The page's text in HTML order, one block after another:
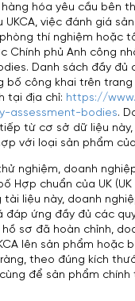
hóa yêu cầu bên
UKCA, việc đánh giá
thí nghiệm hoặc
Chính phủ Anh công
Danh sách đầy đủ
bố công khai trên
tại địa chỉ: https://
assessment-bodies.
từ cơ sở dữ liệu
với loại sản phẩm
nghiệm, doanh
Hợp chuẩn của UK
tài liệu này, doanh
đáp ứng đầy đủ các
hồ sơ đã hoàn chỉnh,
lên sản phẩm hoặc
theo đúng kích
để sản phẩm